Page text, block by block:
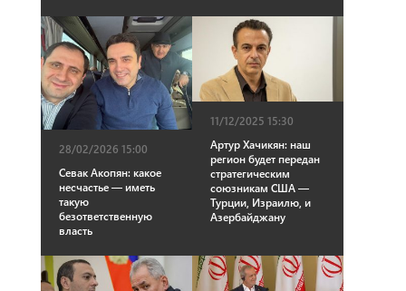
28/02/2026 15:00
Севак Акопян: какое
несчастье — иметь
такую
безответственную
власть
11/12/2025 15:30
Артур Хачикян: наш
регион будет передан
стратегическим
союзникам США —
Турции, Израилю, и
Азербайджану